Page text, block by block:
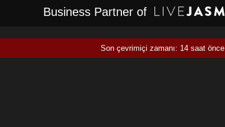
Business Partner of
Son çevrimiçi zamanı: 14 saat önce